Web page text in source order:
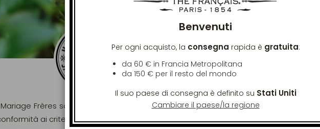
Frères sono rigorosamente analizzati e controllati al fine
ai criteri delle norme europee (EC) N° 396/2005.
Benvenuti
Per ogni acquisto, la consegna rapida è gratuita:
da 60 € in Francia Metropolitana
da 150 € per il resto del mondo
Il suo paese di consegna è definito su Stati Uniti
Cambiare il paese/la regione